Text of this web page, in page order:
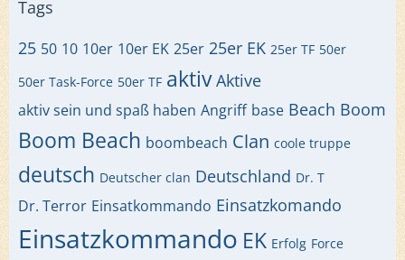
Tags
25 50 10 10er 10er EK 25er 25er EK 25er TF 50er
50er Task-Force 50er TF aktiv Aktive
aktiv sein und spaß haben Angriff base Beach Boom
Boom Beach boombeach Clan coole truppe
deutsch Deutscher clan Deutschland Dr. T
Dr. Terror Einsatkommando Einsatzkomando
Einsatzkommando EK Erfolg Force